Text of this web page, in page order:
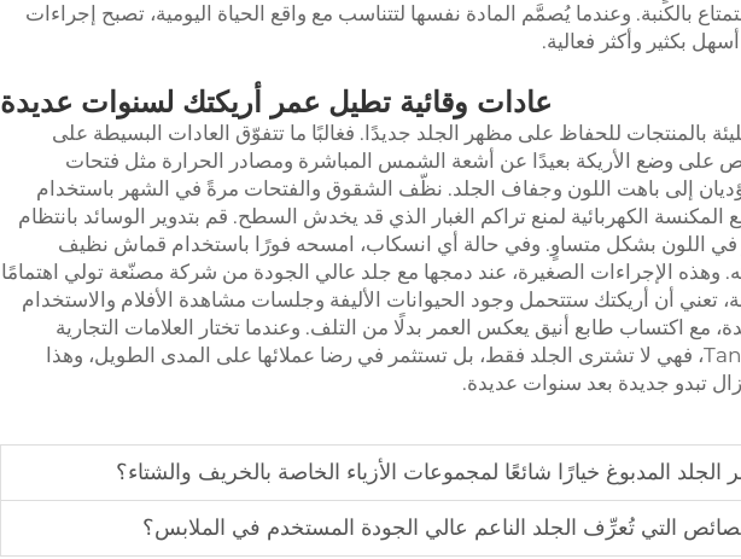
بالكنبة. وعندما يُصمَّم المادة نفسها لتتناسب مع واقع الحياة اليومية، تصبح إجراءات
أسهل بكثير وأكثر فعالية.
عادات وقائية تطيل عمر أريكتك لسنوات عديدة
بالمنتجات للحفاظ على مظهر الجلد جديدًا. فغالبًا ما تتفوّق العادات البسيطة على
على وضع الأريكة بعيدًا عن أشعة الشمس المباشرة ومصادر الحرارة مثل فتحات
يؤديان إلى باهت اللون وجفاف الجلد. نظّف الشقوق والفتحات مرةً في الشهر باستخدام
الكهربائية لمنع تراكم الغبار الذي قد يخدش السطح. قم بتدوير الوسائد بانتظام
في اللون بشكل متساوٍ. وفي حالة أي انسكاب، امسحه فورًا باستخدام قماش نظيف
وهذه الإجراءات الصغيرة، عند دمجها مع جلد عالي الجودة من شركة مصنّعة تولي اهتمامًا
تعني أن أريكتك ستتحمل وجود الحيوانات الأليفة وجلسات مشاهدة الأفلام والاستخدام
مع اكتساب طابع أنيق يعكس العمر بدلًا من التلف. وعندما تختار العلامات التجارية
شركاء مثل Tangshine، فهي لا تشترى الجلد فقط، بل تستثمر في رضا عملائها على المدى الطويل، وهذا
تزال تبدو جديدة بعد سنوات عديدة.
الجلد المدبوغ خيارًا شائعًا لمجموعات الأزياء الخاصة بالخريف والشتاء؟
التي تُعرِّف الجلد الناعم عالي الجودة المستخدم في الملابس؟